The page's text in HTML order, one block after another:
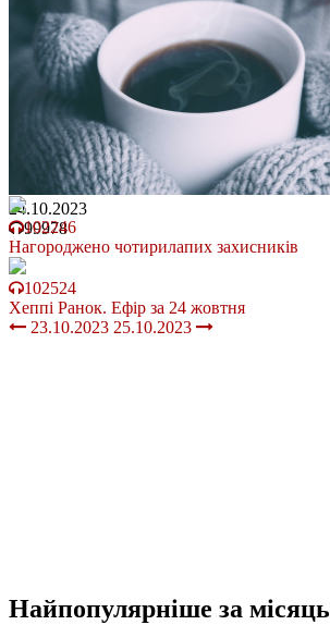
24.10.2023
99978
102246
Нагороджено чотирилапих захисників
102524
Хеппі Ранок. Ефір за 24 жовтня
23.10.2023 25.10.2023
Найпопулярніше за місяць